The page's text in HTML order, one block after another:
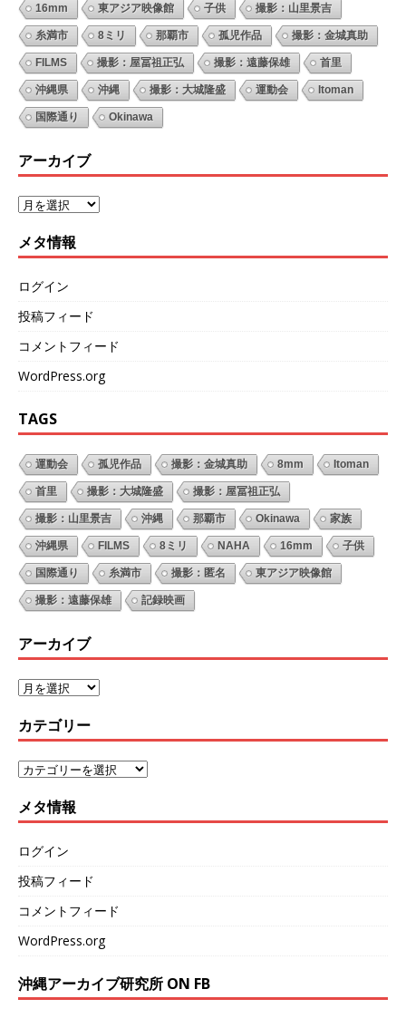
16mm 東アジア映像館 子供 撮影：山里景吉
糸満市 8ミリ 那覇市 孤児作品 撮影：金城真助
FILMS 撮影：屋冨祖正弘 撮影：遠藤保雄 首里
沖縄県 沖縄 撮影：大城隆盛 運動会 Itoman
国際通り Okinawa
アーカイブ
メタ情報
ログイン
投稿フィード
コメントフィード
WordPress.org
TAGS
運動会 孤児作品 撮影：金城真助 8mm Itoman
首里 撮影：大城隆盛 撮影：屋冨祖正弘
撮影：山里景吉 沖縄 那覇市 Okinawa 家族
沖縄県 FILMS 8ミリ NAHA 16mm 子供
国際通り 糸満市 撮影：匿名 東アジア映像館
撮影：遠藤保雄 記録映画
アーカイブ
カテゴリー
メタ情報
ログイン
投稿フィード
コメントフィード
WordPress.org
沖縄アーカイブ研究所 ON FB